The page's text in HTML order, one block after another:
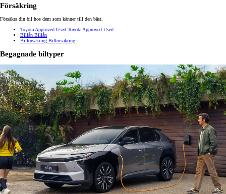
Försäkring
Försäkra din bil hos dem som känner till den bäst.
Toyota Approved Used Toyota Approved Used
Billån Billån
Bilförsäkring Bilförsäkring
Begagnade biltyper